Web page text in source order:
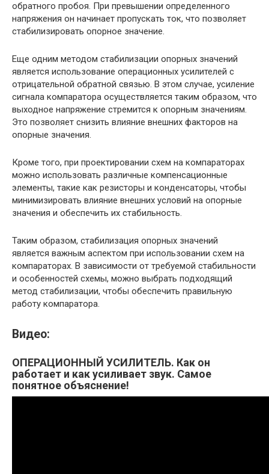
обратного пробоя. При превышении определенного
напряжения он начинает пропускать ток, что позволяет
стабилизировать опорное значение.
Еще одним методом стабилизации опорных значений
является использование операционных усилителей с
отрицательной обратной связью. В этом случае, усиление
сигнала компаратора осуществляется таким образом, что
выходное напряжение стремится к опорным значениям.
Это позволяет снизить влияние внешних факторов на
опорные значения.
Кроме того, при проектировании схем на компараторах
можно использовать различные компенсационные
элементы, такие как резисторы и конденсаторы, чтобы
минимизировать влияние внешних условий на опорные
значения и обеспечить их стабильность.
Таким образом, стабилизация опорных значений
является важным аспектом при использовании схем на
компараторах. В зависимости от требуемой стабильности
и особенностей схемы, можно выбрать подходящий
метод стабилизации, чтобы обеспечить правильную
работу компаратора.
Видео:
ОПЕРАЦИОННЫЙ УСИЛИТЕЛЬ. Как он
работает и как усиливает звук. Самое
понятное объяснение!